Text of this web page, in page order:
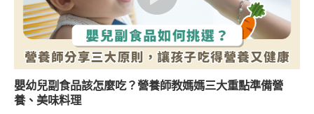
嬰幼兒副食品該怎麼吃？營養師教媽媽三大重點準備營
養、美味料理